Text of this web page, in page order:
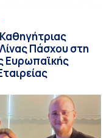
Πάσχου στη
Ευρωπαϊκής